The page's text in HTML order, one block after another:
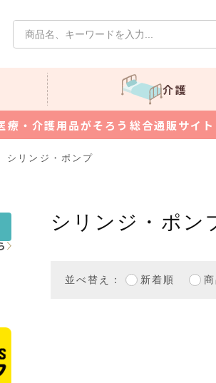
介護
・介護用品がそろう総合通販サイト
シリンジ・ポンプ
シリンジ・ポン
並べ替え： 新着順